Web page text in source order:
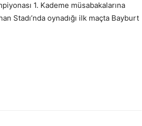
1. Kademe müsabakalarına
Stadı’nda oynadığı ilk maçta Bayburt